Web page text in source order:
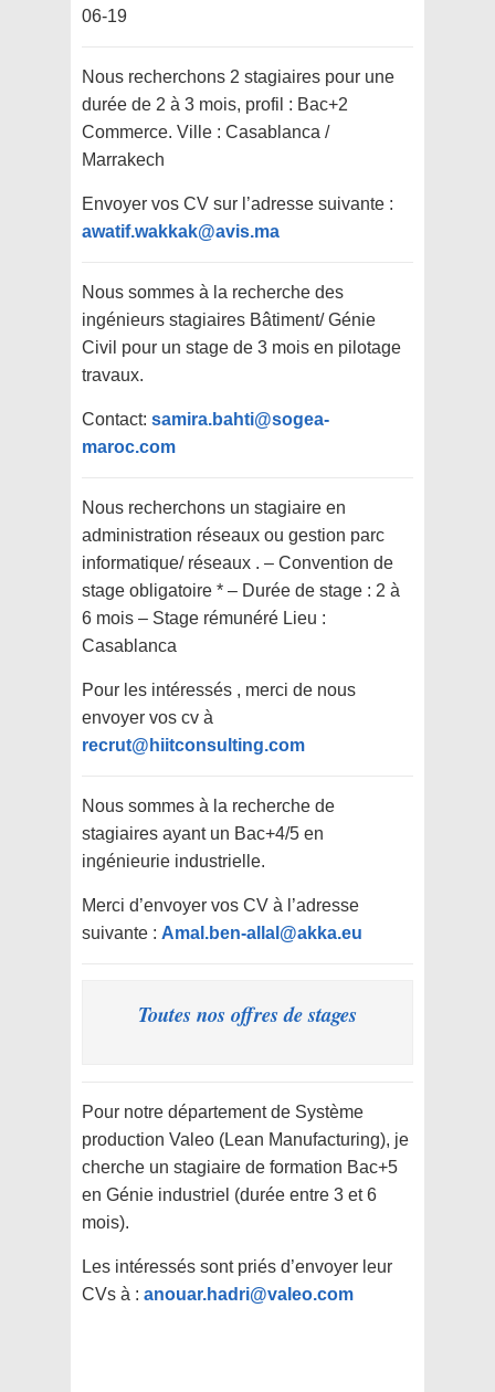
06-19
Nous recherchons 2 stagiaires pour une
durée de 2 à 3 mois, profil : Bac+2
Commerce. Ville : Casablanca /
Marrakech
Envoyer vos CV sur l’adresse suivante :
awatif.wakkak@avis.ma
Nous sommes à la recherche des
ingénieurs stagiaires Bâtiment/ Génie
Civil pour un stage de 3 mois en pilotage
travaux.
Contact: samira.bahti@sogea-
maroc.com
Nous recherchons un stagiaire en
administration réseaux ou gestion parc
informatique/ réseaux . – Convention de
stage obligatoire * – Durée de stage : 2 à
6 mois – Stage rémunéré Lieu :
Casablanca
Pour les intéressés , merci de nous
envoyer vos cv à
recrut@hiitconsulting.com
Nous sommes à la recherche de
stagiaires ayant un Bac+4/5 en
ingénieurie industrielle.
Merci d’envoyer vos CV à l’adresse
suivante : Amal.ben-allal@akka.eu
Toutes nos offres de stages
Pour notre département de Système
production Valeo (Lean Manufacturing), je
cherche un stagiaire de formation Bac+5
en Génie industriel (durée entre 3 et 6
mois).
Les intéressés sont priés d’envoyer leur
CVs à : anouar.hadri@valeo.com